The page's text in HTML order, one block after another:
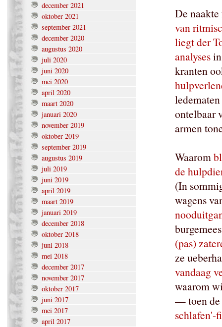
december 2021
oktober 2021
september 2021
december 2020
augustus 2020
juli 2020
juni 2020
mei 2020
april 2020
maart 2020
januari 2020
november 2019
oktober 2019
september 2019
augustus 2019
juli 2019
juni 2019
april 2019
maart 2019
januari 2019
december 2018
oktober 2018
juni 2018
mei 2018
december 2017
november 2017
oktober 2017
juni 2017
mei 2017
april 2017
De
van
liegt der
analyses
kranten
ontelbaar
armen
Waarom
de
(In
wagens
(pas)
ze
vandaag
waarom
— toen de
schlafen'-